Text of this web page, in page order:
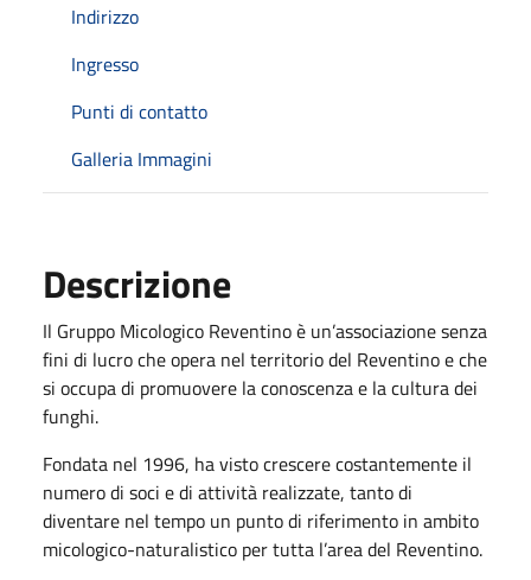
Indirizzo
Ingresso
Punti di contatto
Galleria Immagini
Descrizione
Il Gruppo Micologico Reventino è un’associazione senza
fini di lucro che opera nel territorio del Reventino e che
si occupa di promuovere la conoscenza e la cultura dei
funghi.
Fondata nel 1996, ha visto crescere costantemente il
numero di soci e di attività realizzate, tanto di
diventare nel tempo un punto di riferimento in ambito
micologico-naturalistico per tutta l’area del Reventino.